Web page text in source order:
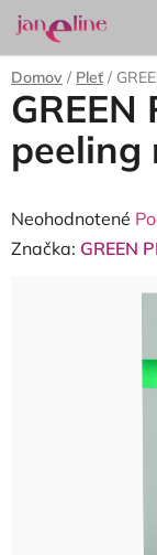
Prejsť
na
obsah
Domov / Pleť /
peeling
Priemerné
hodnotenie
Neohodnotené
Značka: GREEN